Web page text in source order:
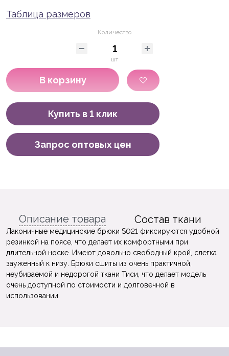
Таблица размеров
Количество
шт
В корзину
Купить в 1 клик
Запрос оптовых цен
Описание товара Состав ткани
Лаконичные медицинские брюки S021 фиксируются удобной
резинкой на поясе, что делает их комфортными при
длительной носке. Имеют довольно свободный крой, слегка
зауженный к низу. Брюки сшиты из очень практичной,
неубиваемой и недорогой ткани Тиси, что делает модель
очень доступной по стоимости и долговечной в
использовании.